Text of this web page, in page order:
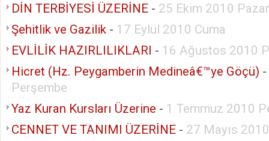
DİN TERBİYESİ ÜZERİNE - 25 Ekim 2010
Şehitlik ve Gazilik - 17 Eylül 2010 Cuma
EVLİLİK HAZIRLILIKLARI - 16 Ağustos 2010
Hicret (Hz. Peygamberin Medineâ€™ye Göçü) -
Perşembe
Yaz Kuran Kursları Üzerine - 1 Temmuz 2010
CENNET VE TANIMI ÜZERİNE - 27 Mayıs